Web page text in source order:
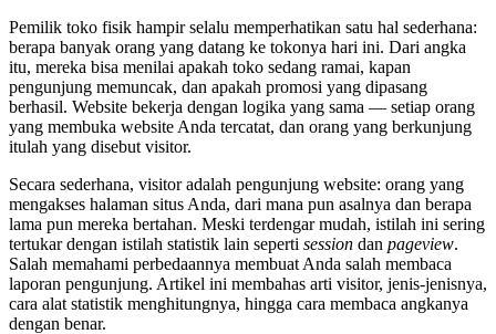
Pemilik toko fisik hampir selalu memperhatikan satu hal sederhana:
berapa banyak orang yang datang ke tokonya hari ini. Dari angka
itu, mereka bisa menilai apakah toko sedang ramai, kapan
pengunjung memuncak, dan apakah promosi yang dipasang
berhasil. Website bekerja dengan logika yang sama — setiap orang
yang membuka website Anda tercatat, dan orang yang berkunjung
itulah yang disebut visitor.
Secara sederhana, visitor adalah pengunjung website: orang yang
mengakses halaman situs Anda, dari mana pun asalnya dan berapa
lama pun mereka bertahan. Meski terdengar mudah, istilah ini sering
tertukar dengan istilah statistik lain seperti session dan pageview.
Salah memahami perbedaannya membuat Anda salah membaca
laporan pengunjung. Artikel ini membahas arti visitor, jenis-jenisnya,
cara alat statistik menghitungnya, hingga cara membaca angkanya
dengan benar.